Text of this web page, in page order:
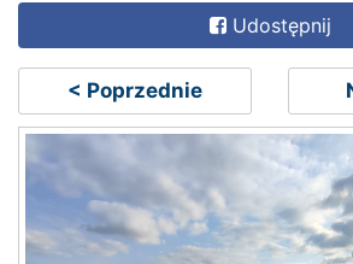
Udostępnij
< Poprzednie